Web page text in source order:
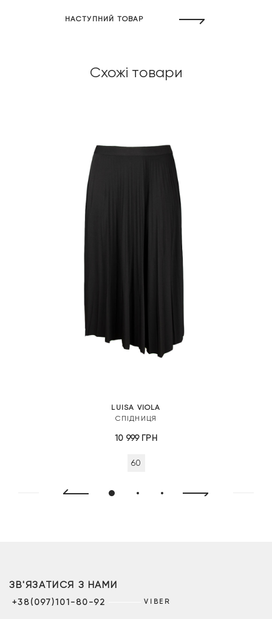
НАСТУПНИЙ ТОВАР
Схожі товари
LUISA VIOLA
СПІДНИЦЯ
10 999 ГРН
60
ЗВ'ЯЗАТИСЯ З НАМИ
+38(097)101-80-92 VIBER